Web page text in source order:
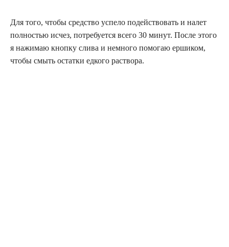
Для того, чтобы средство успело подействовать и налет
полностью исчез, потребуется всего 30 минут. После этого
я нажимаю кнопку слива и немного помогаю ершиком,
чтобы смыть остатки едкого раствора.